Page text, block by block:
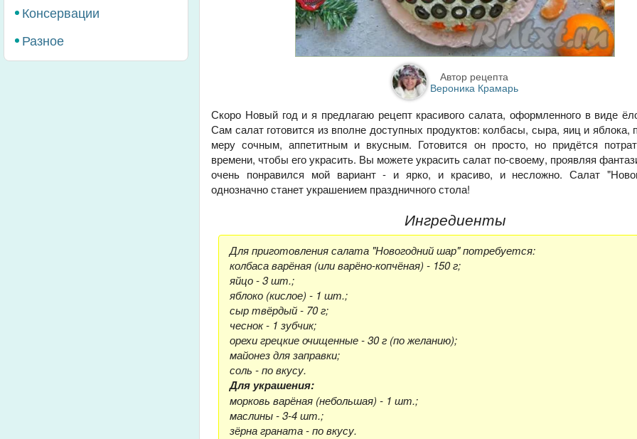
Консервации
Разное
Автор рецепта
Вероника Крамарь
Скоро Новый год и я предлагаю рецепт красивого салата, оформленного в виде
Сам салат готовится из вполне доступных продуктов: колбасы, сыра, яиц и яблока,
меру сочным, аппетитным и вкусным. Готовится он просто, но придётся
времени, чтобы его украсить. Вы можете украсить салат по-своему, проявляя
очень понравился мой вариант - и ярко, и красиво, и несложно. Салат
однозначно станет украшением праздничного стола!
Ингредиенты
Для приготовления салата "Новогодний шар" потребуется:
колбаса варёная (или варёно-копчёная) - 150 г;
яйцо - 3 шт.;
яблоко (кислое) - 1 шт.;
сыр твёрдый - 70 г;
чеснок - 1 зубчик;
орехи грецкие очищенные - 30 г (по желанию);
майонез для заправки;
соль - по вкусу.
Для украшения:
морковь варёная (небольшая) - 1 шт.;
маслины - 3-4 шт.;
зёрна граната - по вкусу.